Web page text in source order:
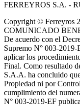
FERREYROS S.A. -
Copyright © Ferreyros
COMUNICADO
De acuerdo con el
Supremo N° 003-
aplicar los
Final. Como resultado
S.A.A. ha concluido
Propiedad ni por
cumplimiento del
N° 003-2019-EF